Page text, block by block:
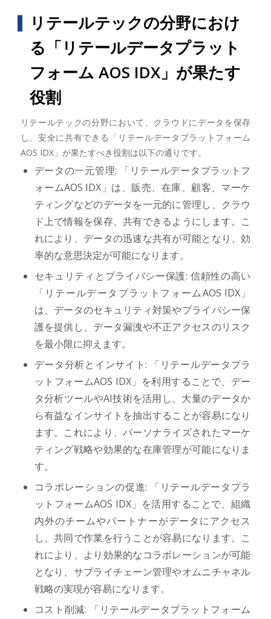
リテールテックの分野におけ
る「リテールデータプラット
フォーム AOS IDX」が果たす
役割
リテールテックの分野において、クラウドにデータを保存
し、安全に共有できる「リテールデータプラットフォーム
AOS IDX」が果たすべき役割は以下の通りです。
データの一元管理: 「リテールデータプラットフ
ォームAOS IDX」は、販売、在庫、顧客、マーケ
ティングなどのデータを一元的に管理し、クラウ
ド上で情報を保存、共有できるようにします。こ
れにより、データの迅速な共有が可能となり、効
率的な意思決定が可能になります。
セキュリティとプライバシー保護: 信頼性の高い
「リテールデータプラットフォームAOS IDX」
は、データのセキュリティ対策やプライバシー保
護を提供し、データ漏洩や不正アクセスのリスク
を最小限に抑えます。
データ分析とインサイト: 「リテールデータプラ
ットフォームAOS IDX」を利用することで、デー
タ分析ツールやAI技術を活用し、大量のデータか
ら有益なインサイトを抽出することが容易になり
ます。これにより、パーソナライズされたマーケ
ティング戦略や効果的な在庫管理が可能になりま
す。
コラボレーションの促進: 「リテールデータプラ
ットフォームAOS IDX」を活用することで、組織
内外のチームやパートナーがデータにアクセス
し、共同で作業を行うことが容易になります。こ
れにより、より効果的なコラボレーションが可能
となり、サプライチェーン管理やオムニチャネル
戦略の実現が容易になります。
コスト削減: 「リテールデータプラットフォーム